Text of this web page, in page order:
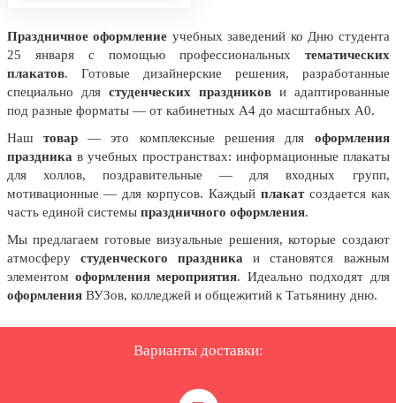
8 июня, День социального работника
12 июня, День России
День медицинского работника
22 июня, День памяти и скорби
Выпускной для школ и ВУЗов
29 июня, День партизан и
3 июля, День ГАИ (ГИБДД)
8 июля, День Семьи Любви и
Верности
Праздничное оформление учебных заведений ко Дню студента
25 января с помощью профессиональных тематических
плакатов. Готовые дизайнерские решения, разработанные
специально для студенческих праздникови адаптированные
под разные форматы — от кабинетных А4 до масштабных А0.
Наш товар— это комплексные решения для оформления
праздника в учебных пространствах: информационные плакаты
для холлов, поздравительные — для входных групп,
мотивационные — для корпусов. Каждый плакатсоздается как
часть единой системы праздничного оформления.
Мы предлагаем готовые визуальные решения, которые создают
атмосферу студенческого праздника и становятся важным
элементом оформления мероприятия. Идеально подходят для
оформленияВУЗов, колледжей и общежитий к Татьянину дню.
Варианты доставки: